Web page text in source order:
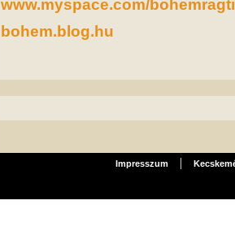
www.myspace.com/
bohem.blog.hu
Impresszum |